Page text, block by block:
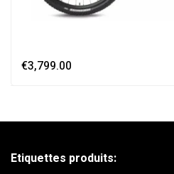
€3,799.00
Etiquettes produits: